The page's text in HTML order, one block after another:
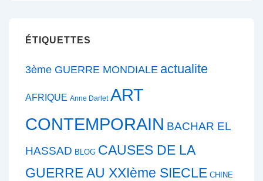
ÉTIQUETTES
3ème GUERRE MONDIALE actualite
AFRIQUE Anne Darlet ART
CONTEMPORAIN BACHAR EL
HASSAD BLOG CAUSES DE LA
GUERRE AU XXIème SIECLE CHINE